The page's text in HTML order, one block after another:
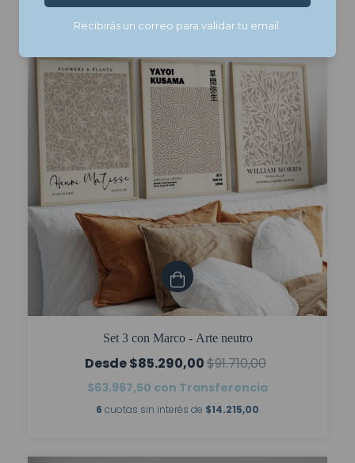
Set 3 con Marco - Arte neutro
$85.290,00$91.710,00
$63.967,50 con Transferencia
6 cuotas sin interés de $14.215,00
Recibirás un correo para validar tu email.